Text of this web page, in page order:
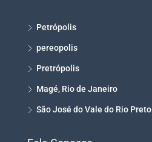
Petrópolis
pereopolis
Pretrópolis
Magé, Rio de Janeiro
São José do Vale do Rio Preto